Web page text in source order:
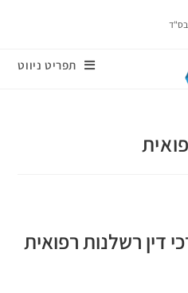
בס"ד
תפריט ניווט
דין רשלנות רפואית